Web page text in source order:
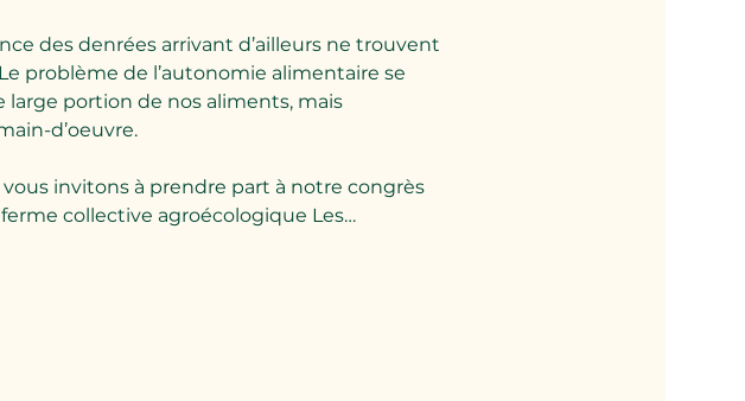
des denrées arrivant d’ailleurs ne trouvent
problème de l’autonomie alimentaire se
large portion de nos aliments, mais
d’oeuvre.
invitons à prendre part à notre congrès
collective agroécologique Les…